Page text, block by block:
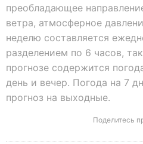
преобладающее
ветра, атмосферное
неделю составляется
разделением по 6 часов,
прогнозе содержится
день и вечер. Погода на 7
прогноз на выходные.
Поделитесь